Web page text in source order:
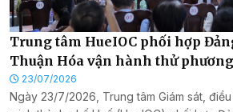
Trung tâm HueIOC phối hợp
Thuận Hóa vận hành thử
trưởng tổ dân phố bằng hình
nền tảng số Hue-S
23/07/2026
Ngày 23/7/2026, Trung tâm Giám sát,